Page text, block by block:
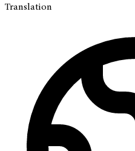
Translation